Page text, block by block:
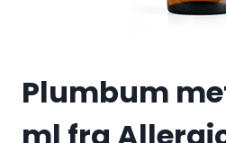
Plumbum